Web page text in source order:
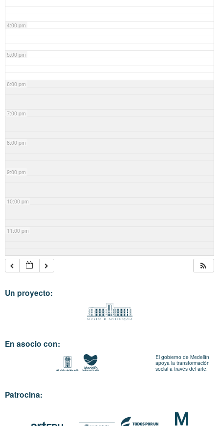
4:00 pm
5:00 pm
6:00 pm
7:00 pm
8:00 pm
9:00 pm
10:00 pm
11:00 pm
Un proyecto:
En asocio con:
El gobierno de Medellín
apoya la transformación
social a través del arte.
Patrocina: